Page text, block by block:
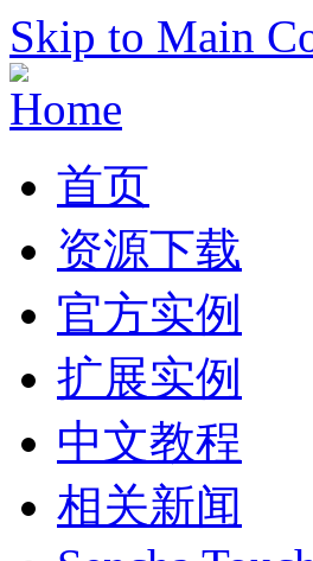
Skip to Main
首页
资源下载
官方实例
扩展实例
中文教程
相关新闻